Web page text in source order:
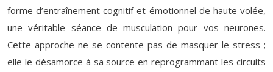
forme d’entraînement cognitif et émotionnel de haute volée,
une véritable séance de musculation pour vos neurones.
Cette approche ne se contente pas de masquer le stress ;
elle le désamorce à sa source en reprogrammant les circuits